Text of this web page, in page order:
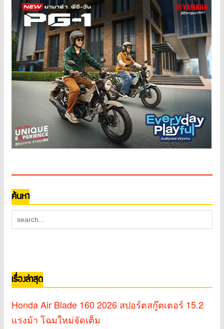
ค้นหา
เรื่องล่าสุด
Honda Air Blade 160 2026 สปอร์ตสกู๊ตเตอร์ 15.2
แรงม้า โฉมใหม่จัดเต็ม